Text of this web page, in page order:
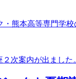
熊本高等専門学